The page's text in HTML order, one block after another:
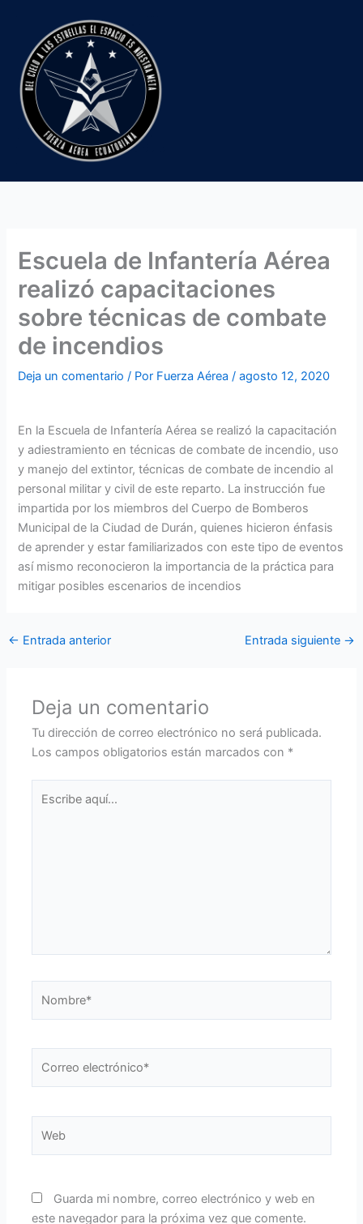
contenido
Escuela de Infantería Aérea
realizó capacitaciones
sobre técnicas de combate
de incendios
Deja un comentario / Por Fuerza Aérea/agosto 12, 2020
En la Escuela de Infantería Aérea se realizó la capacitación
y adiestramiento en técnicas de combate de incendio, uso
y manejo del extintor, técnicas de combate de incendio al
personal militar y civil de este reparto. La instrucción fue
impartida por los miembros del Cuerpo de Bomberos
Municipal de la Ciudad de Durán, quienes hicieron énfasis
de aprender y estar familiarizados con este tipo de eventos
así mismo reconocieron la importancia de la práctica para
mitigar posibles escenarios de incendios
← Entrada anterior Entrada siguiente →
Deja un comentario
Tu dirección de correo electrónico no será publicada.
Los campos obligatorios están marcados con *
aquí...
Guarda mi nombre, correo electrónico y web en
este navegador para la próxima vez que comente.